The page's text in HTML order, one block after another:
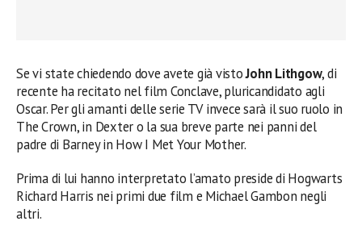
Se vi state chiedendo dove avete già vistoJohn Lithgow, di
recente ha recitato nel film Conclave, pluricandidato agli
Oscar. Per gli amanti delle serie TV invece sarà il suo ruolo in
The Crown, in Dexter o la sua breve parte nei panni del
padre di Barney in How I Met Your Mother.
Prima di lui hanno interpretato l’amato preside di Hogwarts
Richard Harris nei primi due film e Michael Gambon negli
altri.